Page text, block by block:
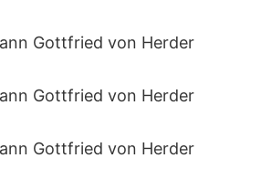
Gottfried von Herder
Gottfried von Herder
Gottfried von Herder